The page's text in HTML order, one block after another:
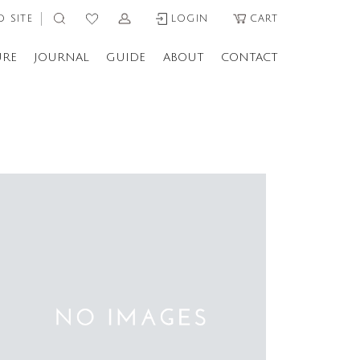
SITE LOGIN CART
JOURNAL GUIDE ABOUT CONTACT